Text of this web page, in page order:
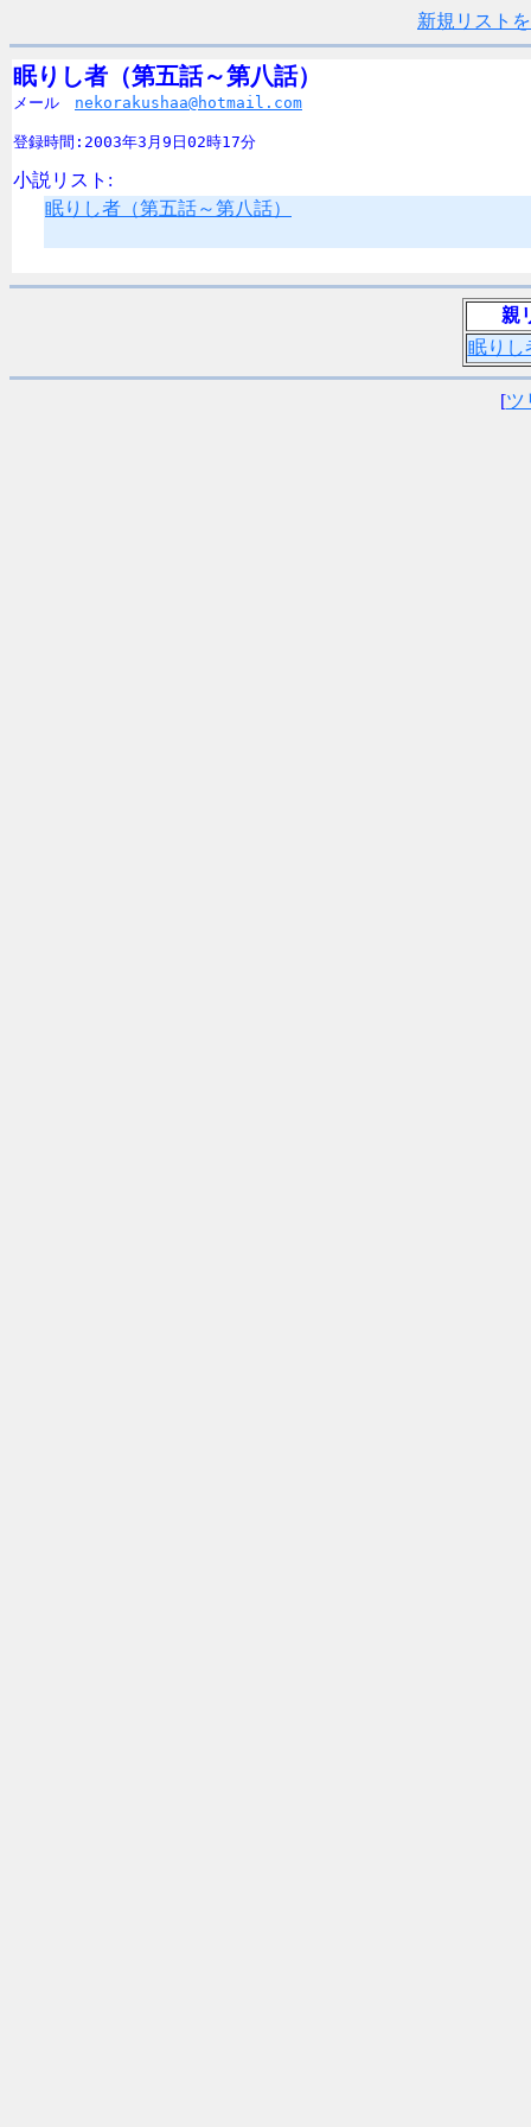
新規リスト
眠りし者（第五話～第八話）
メール nekorakushaa@hotmail.com
登録時間:2003年3月9日02時17分
小説リスト:
眠りし者（第五話～第八話）
親
眠りし
[ツ